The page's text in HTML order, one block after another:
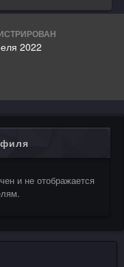
2022
и не отображается